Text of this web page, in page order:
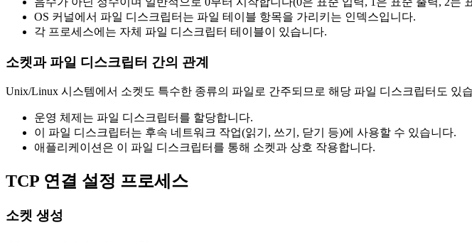
OS 커널에서 파일 디스크립터는 파일 테이블 항목을 가리키는 인덱스입니다.
각 프로세스에는 자체 파일 디스크립터 테이블이 있습니다.
소켓과 파일 디스크립터 간의 관계
Unix/Linux 시스템에서 소켓도 특수한 종류의 파일로 간주되므로 해당 파일 디스크립터도 있
운영 체제는 파일 디스크립터를 할당합니다.
이 파일 디스크립터는 후속 네트워크 작업(읽기, 쓰기, 닫기 등)에 사용할 수 있습니다.
애플리케이션은 이 파일 디스크립터를 통해 소켓과 상호 작용합니다.
TCP 연결 설정 프로세스
소켓 생성